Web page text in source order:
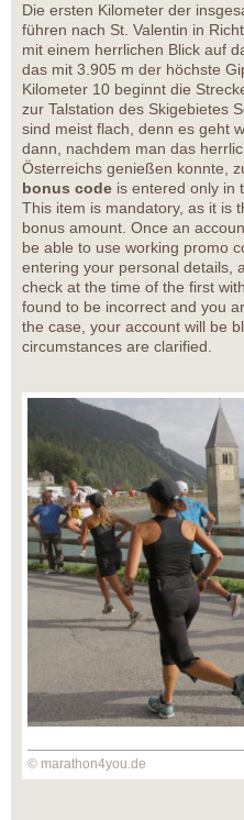
Die ersten Kilometer der
führen nach St. Valentin in
mit einem herrlichen Blick auf
das mit 3.905 m der höchste
Kilometer 10 beginnt die
zur Talstation des Skigebietes
sind meist flach, denn es geht
dann, nachdem man das
Österreichs genießen konnte,
bonus code is entered only in
This item is mandatory, as it is
bonus amount. Once an
be able to use working promo
entering your personal details,
check at the time of the first
found to be incorrect and you
the case, your account will be
circumstances are clarified.
© marathon4you.de